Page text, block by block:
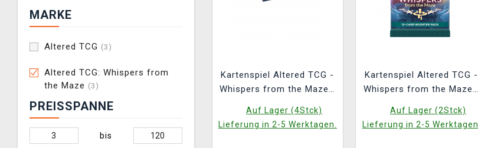
MARKE
Altered TCG (3)
Altered TCG: Whispers from
the Maze (3)
PREISSPANNE
bis
Kartenspiel Altered TCG -
Whispers from the Maze -
(ENGLISCHE VERSION)
Auf Lager (4Stck)
Lieferung in 2-5 Werktagen.
Kartenspiel Altered TCG -
Whispers from the Maze -
VERSION)
Auf Lager (2Stck)
Lieferung in 2-5 Werktagen.